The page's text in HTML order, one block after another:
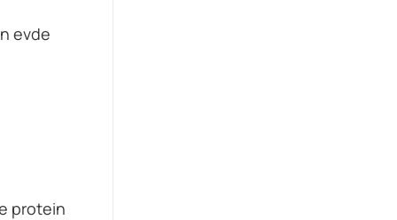
evde
protein